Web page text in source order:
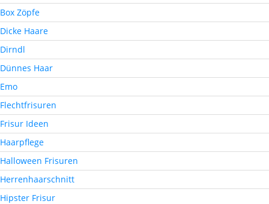
Box Zöpfe
Dicke Haare
Dirndl
Dünnes Haar
Emo
Flechtfrisuren
Frisur Ideen
Haarpflege
Halloween Frisuren
Herrenhaarschnitt
Hipster Frisur